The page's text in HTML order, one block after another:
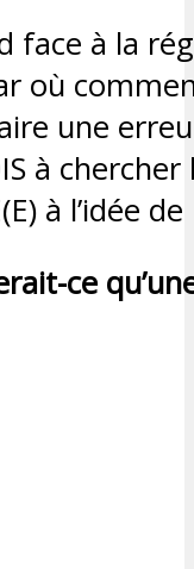
face à la
où
une
à
à l’idée
ce